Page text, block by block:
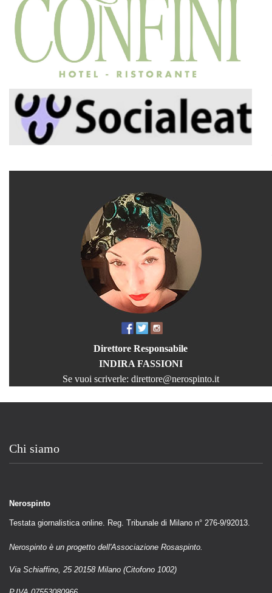
Direttore Responsabile
INDIRA FASSIONI
Se vuoi scriverle: direttore@nerospinto.it
Chi siamo
Nerospinto
Testata giornalistica online. Reg. Tribunale di Milano n° 276-9/92013.
Nerospinto è un progetto dell'Associazione Rosaspinto.
Via Schiaffino, 25 20158 Milano (Citofono 1002)